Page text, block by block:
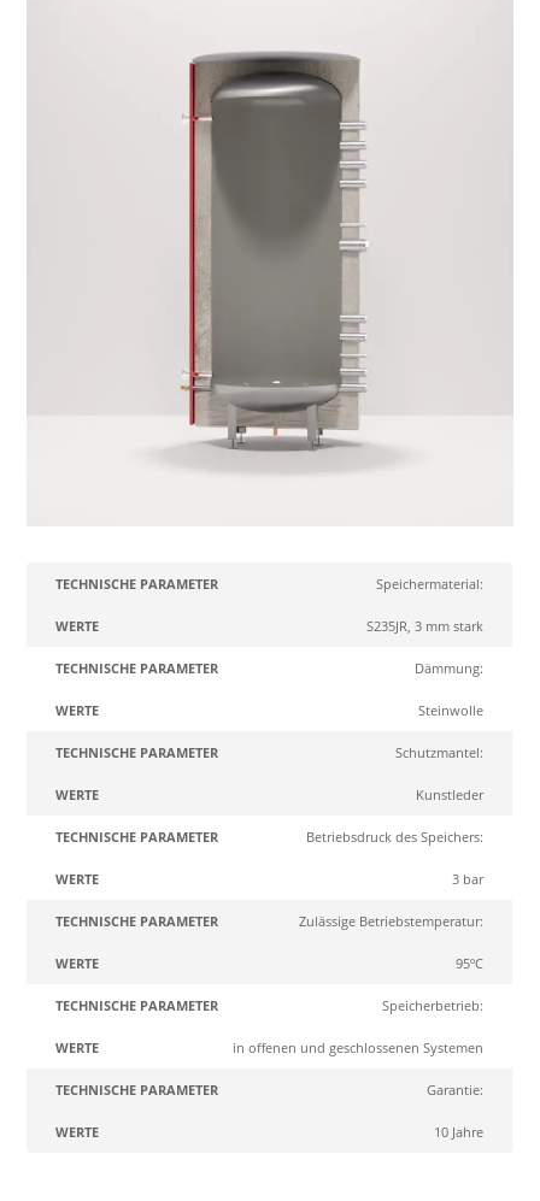
Technische
Speichermaterial:
S235JR, 3 mm stark
Dämmung:
Steinwolle
Schutzmantel:
Kunstleder
Betriebsdruck des Speichers:
3 bar
Zulässige Betriebstemperatur:
95ºC
Speicherbetrieb:
in offenen und geschlossenen Systemen
Garantie:
10 Jahre